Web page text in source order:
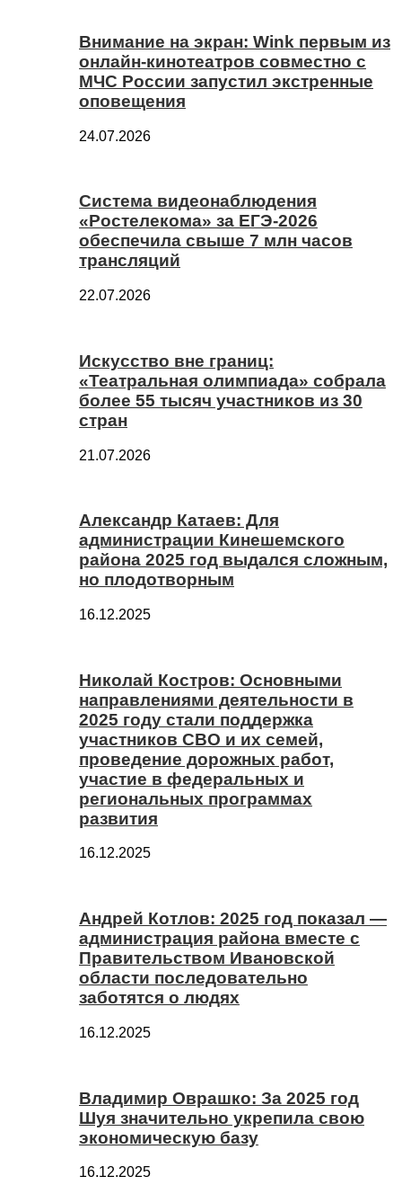
Внимание на экран: Wink первым из
онлайн-кинотеатров совместно с
МЧС России запустил экстренные
оповещения
24.07.2026
Система видеонаблюдения
«Ростелекома» за ЕГЭ-2026
обеспечила свыше 7 млн часов
трансляций
22.07.2026
Искусство вне границ:
«Театральная олимпиада» собрала
более 55 тысяч участников из 30
стран
21.07.2026
Александр Катаев: Для
администрации Кинешемского
района 2025 год выдался сложным,
но плодотворным
16.12.2025
Николай Костров: Основными
направлениями деятельности в
2025 году стали поддержка
участников СВО и их семей,
проведение дорожных работ,
участие в федеральных и
региональных программах
развития
16.12.2025
Андрей Котлов: 2025 год показал —
администрация района вместе с
Правительством Ивановской
области последовательно
заботятся о людях
16.12.2025
Владимир Оврашко: За 2025 год
Шуя значительно укрепила свою
экономическую базу
16.12.2025